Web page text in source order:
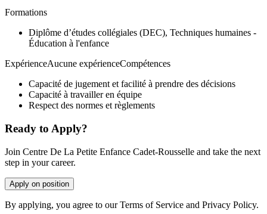
Formations
Diplôme d’études collégiales (DEC), Techniques humaines -
Éducation à l'enfance
ExpérienceAucune expérienceCompétences
Capacité de jugement et facilité à prendre des décisions
Capacité à travailler en équipe
Respect des normes et règlements
Ready to Apply?
Join Centre De La Petite Enfance Cadet-Rousselle and take the next
step in your career.
Apply on position
By applying, you agree to our Terms of Service and Privacy Policy.